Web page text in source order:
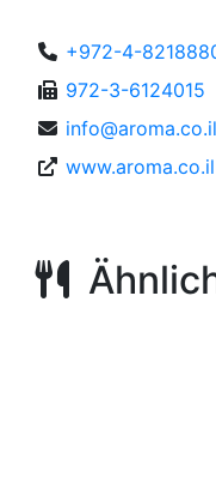
+972-4-
972-3-6124015
info@aroma.co.il
www.aroma.co.il